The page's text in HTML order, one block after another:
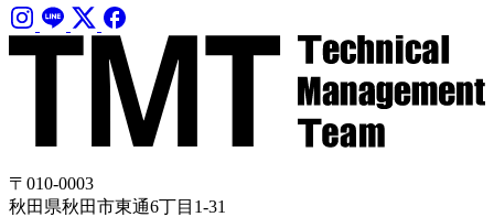
〒010-0003
秋田県秋田市東通6丁目1-31